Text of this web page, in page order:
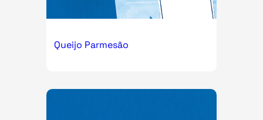
Queijo Parmesão